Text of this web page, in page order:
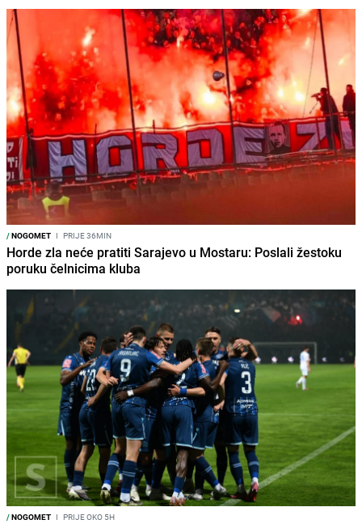
/NOGOMET I PRIJE 36MIN
Horde zla neće pratiti Sarajevo u Mostaru: Poslali žestoku
poruku čelnicima kluba
/NOGOMET I PRIJE OKO 5H